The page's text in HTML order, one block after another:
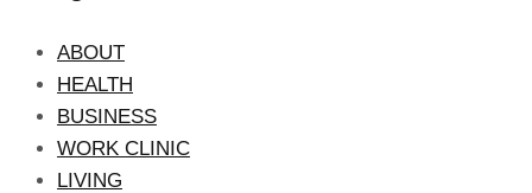
ABOUT
HEALTH
BUSINESS
WORK CLINIC
LIVING